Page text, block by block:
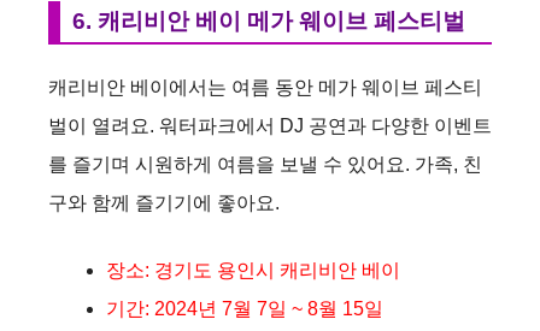
6. 캐리비안 베이 메가 웨이브 페스티벌
캐리비안 베이에서는 여름 동안 메가 웨이브 페스티
벌이 열려요. 워터파크에서 DJ 공연과 다양한 이벤트
를 즐기며 시원하게 여름을 보낼 수 있어요. 가족, 친
구와 함께 즐기기에 좋아요.
장소: 경기도 용인시 캐리비안 베이
기간: 2024년 7월 7일 ~ 8월 15일